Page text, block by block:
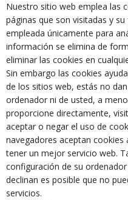
Nuestro sitio web emplea las
páginas que son visitadas y
empleada únicamente para
información se elimina de
eliminar las cookies en
Sin embargo las cookies
de los sitios web, estás no
ordenador ni de usted, a
proporcione directamente,
aceptar o negar el uso de
navegadores aceptan
tener un mejor servicio web.
configuración de su
declinan es posible que no
servicios.